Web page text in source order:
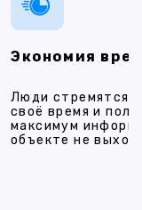
Экономия
Люди стремятся
своё время и
максимум
объекте не